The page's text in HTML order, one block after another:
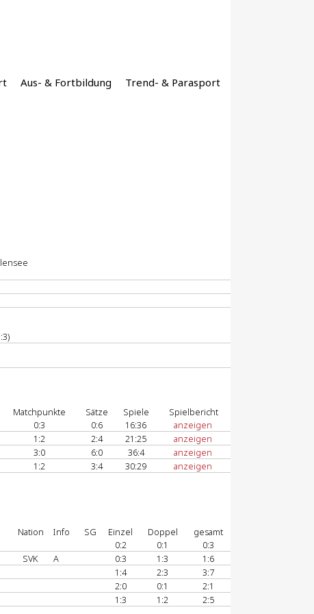
Aus- & Fortbildung Trend- & Parasport
Matchpunkte Sätze Spiele
Spielbericht
0:3 0:6 16:36
anzeigen
1:2 2:4 21:25
anzeigen
3:0 6:0 36:4
anzeigen
1:2 3:4 30:29 anzeigen
Nation Info SG Einzel Doppel
gesamt
0:2 0:1
0:3
SVK A 0:3 1:3
1:6
1:4 2:3
3:7
2:0 0:1
2:1
1:3 1:2
2:5